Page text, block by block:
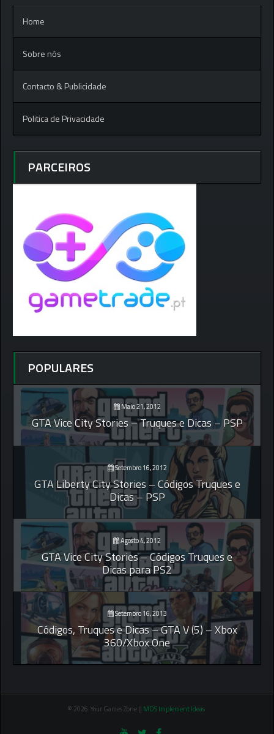
Home
Sobre nós
Contacto & Publicidade
Politica de Privacidade
PARCEIROS
POPULARES
Maio 21, 2012
GTA Vice City Stories – Truques e Dicas – PSP
Setembro 16, 2012
GTA Liberty City Stories – Códigos Truques e
Dicas – PSP
Agosto 4, 2012
GTA Vice City Stories – Códigos Truques e
Dicas para PS2
Setembro 16, 2013
Códigos, Truques e Dicas – GTA V (5) – Xbox
360/Xbox One
© 2026 Your Games Zone || MDS Implement Ideas